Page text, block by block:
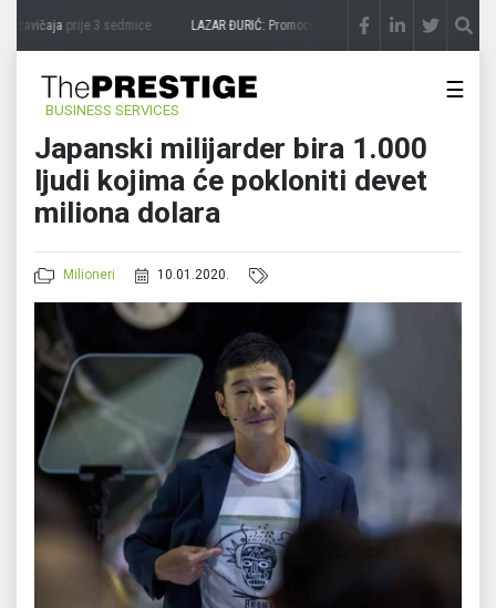
zavičajaprije 3 sedmice LAZAR ĐURIĆ: Promocija potencijal pretvara u destinaciju
BUSINESS SERVICES
☰
Japanski milijarder bira 1.000
ljudi kojima će pokloniti devet
miliona dolara
Milioneri 10.01.2020.